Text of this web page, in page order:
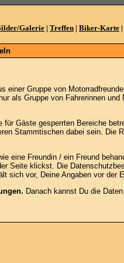
Galerie | Treffen | Biker-Karte |
Gruppe von
als Gruppe von Fahrerinnen
Gäste gesperrten Bereiche
Stammtischen dabei sein. Die
eine Freundin / ein Freund
Seite klickst. Die
sich vor, Deine Angaben vor der
Danach kannst Du die